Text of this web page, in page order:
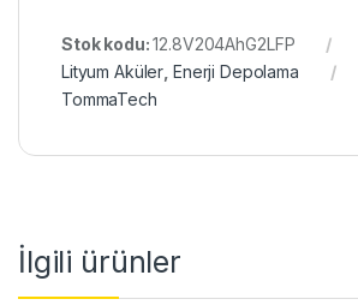
Stok kodu:12.8V204AhG2LFP
Lityum Aküler Enerji Depolama
TommaTech
İlgili ürünler